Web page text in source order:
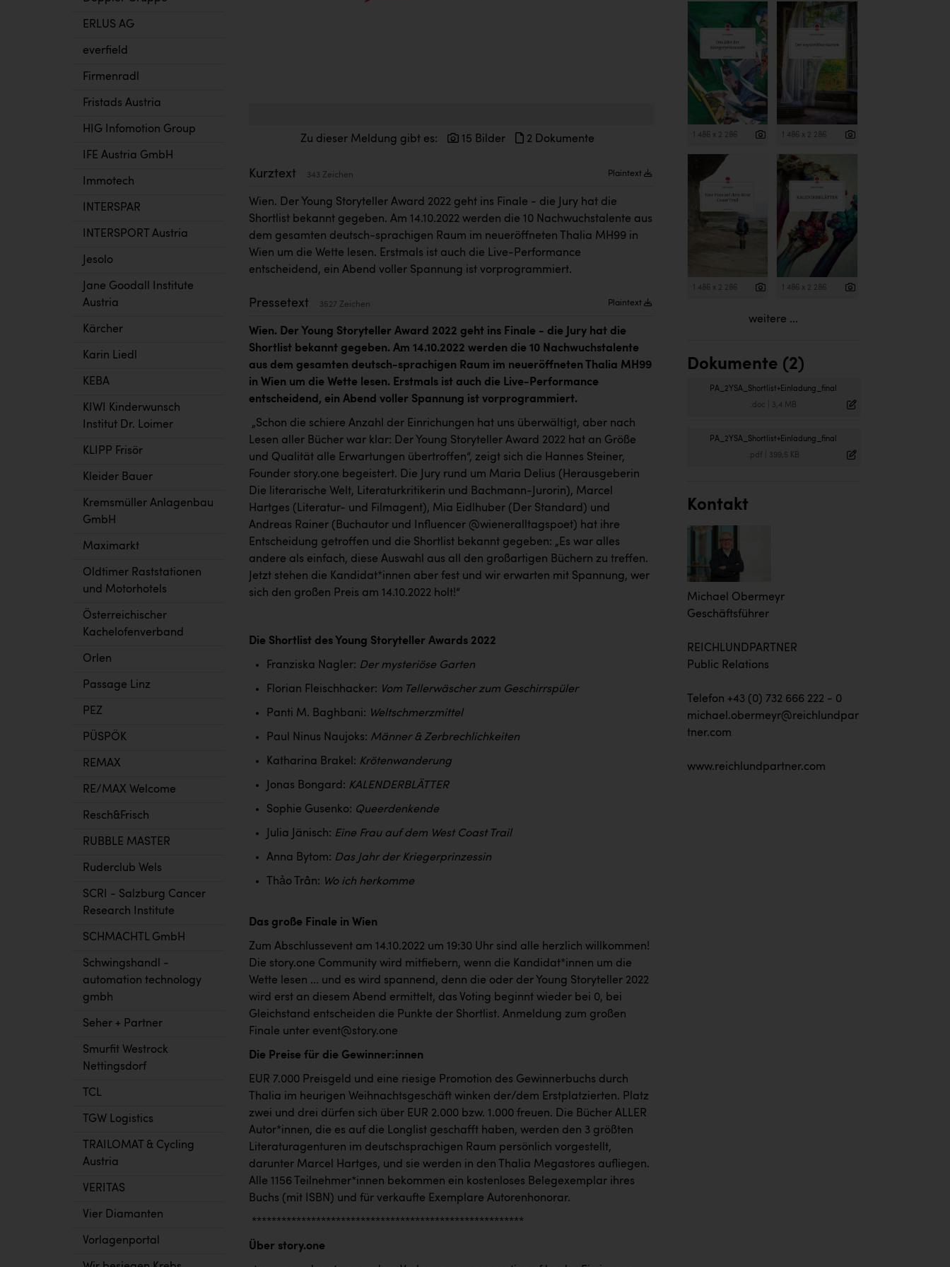
ERLUS AG
everfield
Firmenradl
Fristads Austria
HIG Infomotion Group
IFE Austria GmbH
Immotech
INTERSPAR
INTERSPORT Austria
Jesolo
Jane Goodall Institute
Austria
Kärcher
Karin Liedl
KEBA
KIWI Kinderwunsch
Institut Dr. Loimer
KLIPP Frisör
Kleider Bauer
Kremsmüller Anlagenbau
GmbH
Maximarkt
Oldtimer Raststationen
und Motorhotels
Österreichischer
Kachelofenverband
Orlen
Passage Linz
PEZ
PÜSPÖK
REMAX
RE/MAX Welcome
Resch&Frisch
RUBBLE MASTER
Ruderclub Wels
SCRI - Salzburg Cancer
Research Institute
SCHMACHTL GmbH
Schwingshandl -
automation technology
gmbh
Seher + Partner
Smurfit Westrock
Nettingsdorf
TCL
TGW Logistics
TRAILOMAT & Cycling
Austria
VERITAS
Vier Diamanten
Vorlagenportal
Zu dieser Meldung gibt es: 15 Bilder 2 Dokumente
Kurztext 343 Zeichen Plaintext
Wien. Der Young Storyteller Award 2022 geht ins Finale - die Jury hat die
Shortlist bekannt gegeben. Am 14.10.2022 werden die 10 Nachwuchstalente aus
dem gesamten deutsch-sprachigen Raum im neueröffneten Thalia MH99 in
Wien um die Wette lesen. Erstmals ist auch die Live-Performance
entscheidend, ein Abend voller Spannung ist vorprogrammiert.
Pressetext 3527 Zeichen Plaintext
Wien. Der Young Storyteller Award 2022 geht ins Finale - die Jury hat die
Shortlist bekannt gegeben. Am 14.10.2022 werden die 10 Nachwuchstalente
aus dem gesamten deutsch-sprachigen Raum im neueröffneten Thalia MH99
in Wien um die Wette lesen. Erstmals ist auch die Live-Performance
entscheidend, ein Abend voller Spannung ist vorprogrammiert.
„Schon die schiere Anzahl der Einrichungen hat uns überwältigt, aber nach
Lesen aller Bücher war klar: Der Young Storyteller Award 2022 hat an Größe
und Qualität alle Erwartungen übertroffen“, zeigt sich die Hannes Steiner,
Founder story.one begeistert. Die Jury rund um Maria Delius (Herausgeberin
Die literarische Welt, Literaturkritikerin und Bachmann-Jurorin), Marcel
Hartges (Literatur- und Filmagent), Mia Eidlhuber (Der Standard) und
Andreas Rainer (Buchautor und Influencer @wieneralltagspoet) hat ihre
Entscheidung getroffen und die Shortlist bekannt gegeben: „Es war alles
andere als einfach, diese Auswahl aus all den großartigen Büchern zu treffen.
Jetzt stehen die Kandidat*innen aber fest und wir erwarten mit Spannung, wer
sich den großen Preis am 14.10.2022 holt!“
Die Shortlist des Young Storyteller Awards 2022
Franziska Nagler: Der mysteriöse Garten
Florian Fleischhacker: Vom Tellerwäscher zum Geschirrspüler
Panti M. Baghbani: Weltschmerzmittel
Paul Ninus Naujoks: Männer & Zerbrechlichkeiten
Katharina Brakel: Krötenwanderung
Jonas Bongard: KALENDERBLÄTTER
Sophie Gusenko: Queerdenkende
Julia Jänisch: Eine Frau auf dem West Coast Trail
Anna Bytom: Das Jahr der Kriegerprinzessin
Thảo Trần: Wo ich herkomme
Das große Finale in Wien
Zum Abschlussevent am 14.10.2022 um 19:30 Uhr sind alle herzlich willkommen!
Die story.one Community wird mitfiebern, wenn die Kandidat*innen um die
Wette lesen ... und es wird spannend, denn die oder der Young Storyteller 2022
wird erst an diesem Abend ermittelt, das Voting beginnt wieder bei 0, bei
Gleichstand entscheiden die Punkte der Shortlist. Anmeldung zum großen
Finale unter event@story.one
Die Preise für die Gewinner:innen
EUR 7.000 Preisgeld und eine riesige Promotion des Gewinnerbuchs durch
Thalia im heurigen Weihnachtsgeschäft winken der/dem Erstplatzierten. Platz
zwei und drei dürfen sich über EUR 2.000 bzw. 1.000 freuen. Die Bücher ALLER
Autor*innen, die es auf die Longlist geschafft haben, werden den 3 größten
Literaturagenturen im deutschsprachigen Raum persönlich vorgestellt,
darunter Marcel Hartges, und sie werden in den Thalia Megastores aufliegen.
Alle 1156 Teilnehmer*innen bekommen ein kostenloses Belegexemplar ihres
Buchs (mit ISBN) und für verkaufte Exemplare Autorenhonorar.
*******************************************************
Über story.one
1 486 x 2 286 1 486 x 2 286
1 486 x 2 286 1 486 x 2 286
weitere ...
Dokumente (2)
PA_2YSA_Shortlist+Einladung_final
.doc 3,4 MB
PA_2YSA_Shortlist+Einladung_final
.pdf 399,5 KB
Kontakt
Michael Obermeyr
Geschäftsführer
REICHLUNDPARTNER
Public Relations
Telefon +43 (0) 732 666 222 - 0
michael.obermeyr@reichlundpar
tner.com
www.reichlundpartner.com